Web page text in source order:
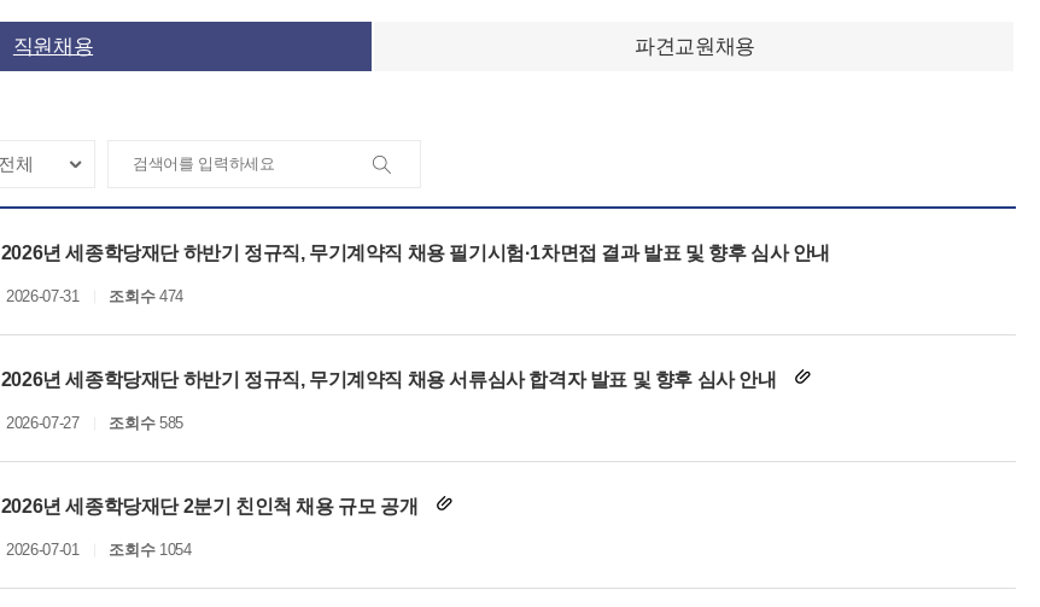
직원채용 파견교원채용
2026년 세종학당재단 하반기 정규직, 무기계약직 채용 필기시험·1차면접 결과 발표 및 향후 심사 안내
2026-07-31 조회수474
2026년 세종학당재단 하반기 정규직, 무기계약직 채용 서류심사 합격자 발표 및 향후 심사 안내
2026-07-27 조회수585
2026년 세종학당재단 2분기 친인척 채용 규모 공개
2026-07-01 조회수1054